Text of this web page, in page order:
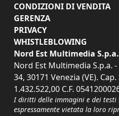
CONDIZIONI DI VENDITA
GERENZA
PRIVACY
WHISTLEBLOWING
Nord Est Multimedia S.p.a.
Nord Est Multimedia S.p.a.
34, 30171 Venezia (VE).
1.432.522,00 C.F.
I diritti delle immagini e dei testi
espressamente vietata la loro